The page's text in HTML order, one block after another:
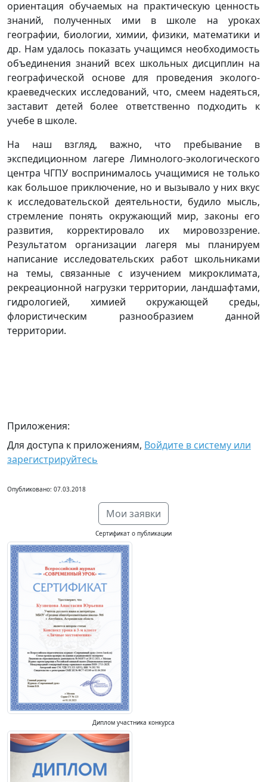
ориентация обучаемых на практическую ценность
знаний, полученных ими в школе на уроках
географии, биологии, химии, физики, математики и
др. Нам удалось показать учащимся необходимость
объединения знаний всех школьных дисциплин на
географической основе для проведения эколого-
краеведческих исследований, что, смеем надеяться,
заставит детей более ответственно подходить к
учебе в школе.
На наш взгляд, важно, что пребывание в
экспедиционном лагере Лимнолого-экологического
центра ЧГПУ воспринималось учащимися не только
как большое приключение, но и вызывало у них вкус
к исследовательской деятельности, будило мысль,
стремление понять окружающий мир, законы его
развития, корректировало их мировоззрение.
Результатом организации лагеря мы планируем
написание исследовательских работ школьниками
на темы, связанные с изучением микроклимата,
рекреационной нагрузки территории, ландшафтами,
гидрологией, химией окружающей среды,
флористическим разнообразием данной
территории.
Приложения:
Для доступа к приложениям, Войдите в систему или
зарегистрируйтесь
Опубликовано: 07.03.2018
Мои заявки
Сертификат о публикации
Диплом участника конкурса